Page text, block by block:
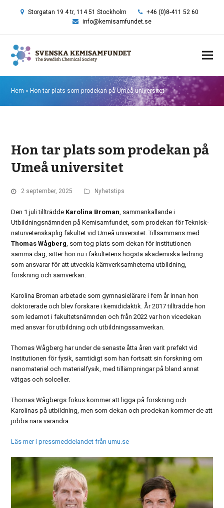
Storgatan 19 4 tr, 114 51 Stockholm
+46 (0)8-411 52 60
info@kemisamfundet.se
Hem » Hon tar plats som prodekan på Umeå universitet
Hon tar plats som prodekan på
Umeå universitet
2 september, 2025 Nyhetstips
Den 1 juli tillträdde Karolina Broman , sammankallande i
Utbildningsnämnden på Kemisamfundet, som prodekan för Teknisk-
naturvetenskaplig fakultet vid Umeå universitet. Tillsammans med
Thomas Wågberg , som tog plats som dekan för institutionen
samma dag, sitter hon nu i fakultetens högsta akademiska ledning
som ansvarar för att utveckla kärnverksamheterna utbildning,
forskning och samverkan.
Karolina Broman arbetade som gymnasielärare i fem år innan hon
doktorerade och blev forskare i kemididaktik. År 2017 tillträdde hon
som ledamot i fakultetsnämnden och från 2022 var hon vicedekan
med ansvar för utbildning och utbildningssamverkan.
Thomas Wågberg har under de senaste åtta åren varit prefekt vid
Institutionen för fysik, samtidigt som han fortsatt sin forskning om
nanomaterial och materialfysik, med tillämpningar på bland annat
vätgas och solceller.
Thomas Wågbergs fokus kommer att ligga på forskning och
Karolinas på utbildning, men som dekan och prodekan kommer de att
jobba nära varandra.
Läs mer i pressmeddelandet från umu.se